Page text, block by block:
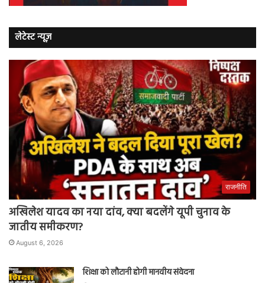
लेटेस्ट न्यूज़
राजनीति
अखिलेश यादव का नया दांव, क्या बदलेंगे यूपी चुनाव के
जातीय समीकरण?
August 6, 2026
शिक्षा को लौटानी होगी मानवीय संवेदना